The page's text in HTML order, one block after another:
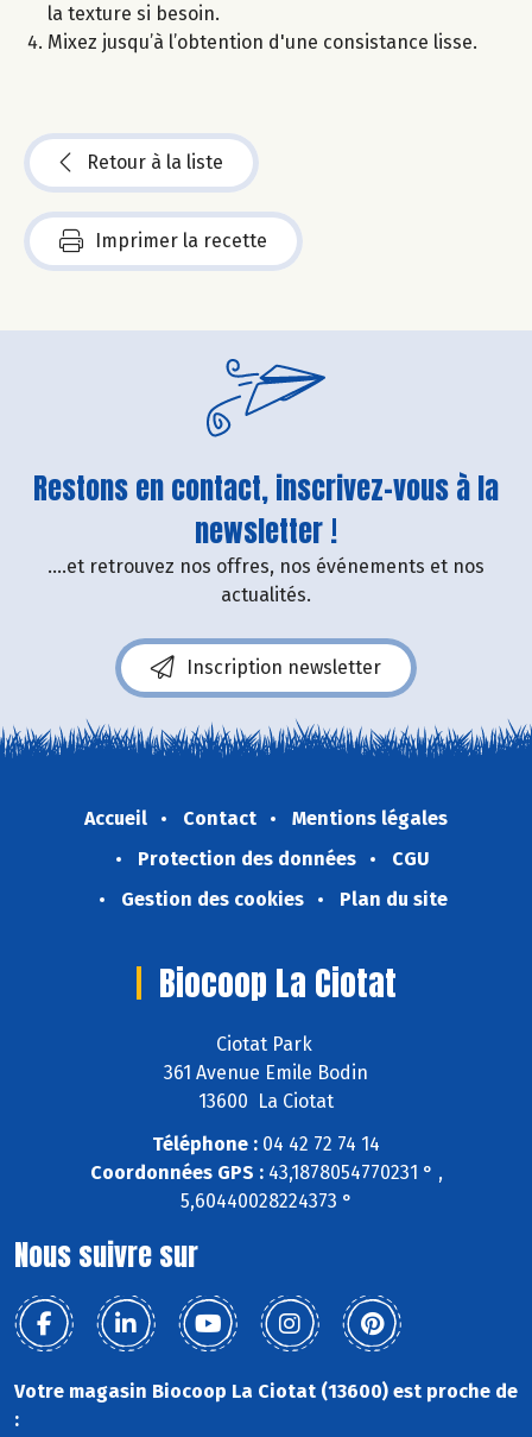
la texture si besoin.
Mixez jusqu’à l’obtention d'une consistance lisse.
Retour à la liste
Imprimer la recette
Restons en contact, inscrivez-vous à la
newsletter !
....et retrouvez nos offres, nos événements et nos
actualités.
Inscription newsletter
Accueil Contact
Mentions légales
Protection des données
CGU
Gestion des cookies
Plan du site
Biocoop La Ciotat
Ciotat Park
361 Avenue Emile Bodin
13600 La Ciotat
Téléphone : 04 42 72 74 14
Coordonnées GPS :43,1878054770231 ° ,
5,60440028224373 °
Nous suivre sur
Votre magasin Biocoop La Ciotat (13600) est proche de
: